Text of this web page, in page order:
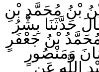
بْنُ مُحَمَّدِ بْنِ
حَدَّثَنَا بِشْرُ
بْنُ جَعْفَرٍ
وَمَنْصُورٍ
اللَّهِ عَنِ